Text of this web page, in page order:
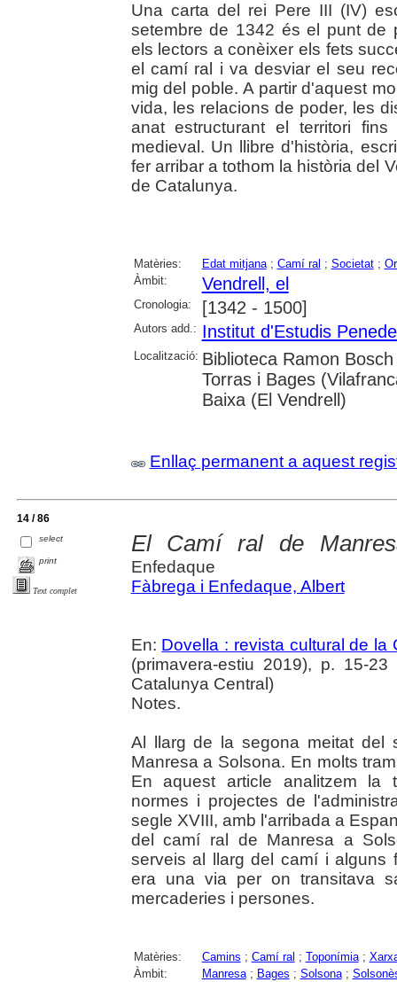
Una carta del rei Pere III (IV)
setembre de 1342 és el punt de
els lectors a conèixer els fets
el camí ral i va desviar el seu
mig del poble. A partir d'aquest
vida, les relacions de poder, les
anat estructurant el territori
medieval. Un llibre d'història,
fer arribar a tothom la història del
de Catalunya.
Matèries: Edat mitjana; Camí ral ; Societat;
Àmbit:
Vendrell, el
Cronologia: [1342 - 1500]
Autors add.: Institut d'Estudis
Localització: Biblioteca Ramon
Torras i Bages
Baixa (El Vendrell)
Enllaç permanent a aquest
14 / 86
select
print
Text complet
El Camí ral de
Enfedaque
Fàbrega i Enfedaque, Albert
En: Dovella : revista cultural de la
(primavera-estiu 2019), p. 15-
Catalunya Central)
Notes.
Al llarg de la segona meitat del
Manresa a Solsona. En molts
En aquest article analitzem la
normes i projectes de
segle XVIII, amb l'arribada a
del camí ral de Manresa a
serveis al llarg del camí i alguns
era una via per on transitava
mercaderies i persones.
Matèries: Camins ; Camí ral ; Toponímia;
Àmbit:
Manresa; Bages ; Solsona;